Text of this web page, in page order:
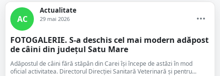
AC
Actualitate
29 mai 2026
FOTOGALERIE. S-a deschis cel mai modern adăpost
de câini din județul Satu Mare
Adăpostul de câini fără stăpân din Carei își începe de astăzi în mod
oficial activitatea. Directorul Direcției Sanitară Veterinară și pentru...